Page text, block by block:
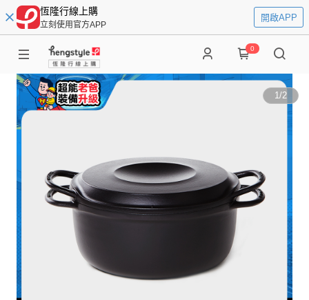
恆隆行線上購
立刻使用官方APP
開啟APP
0
1/2